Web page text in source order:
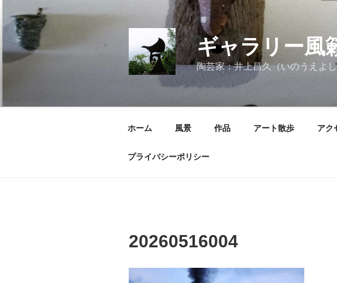
ン
ツ
キ
ギャラリー風
陶芸家：井上昌久（いのうえよ
ホーム 風景 作品 アート散歩 アク
プライバシーポリシー
20260516004